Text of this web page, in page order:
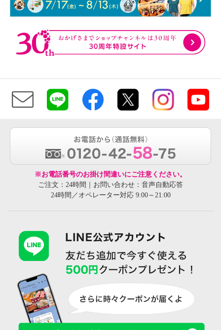
※お電話番号のお掛け間違いにご注意ください。
ご注文：24時間｜お問い合わせ：音声自動応答
24時間／オペレーター対応 9:00～21:00